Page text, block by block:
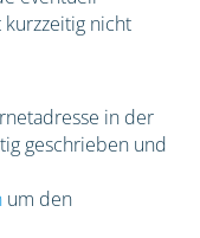
nicht
in der
geschrieben und
um den